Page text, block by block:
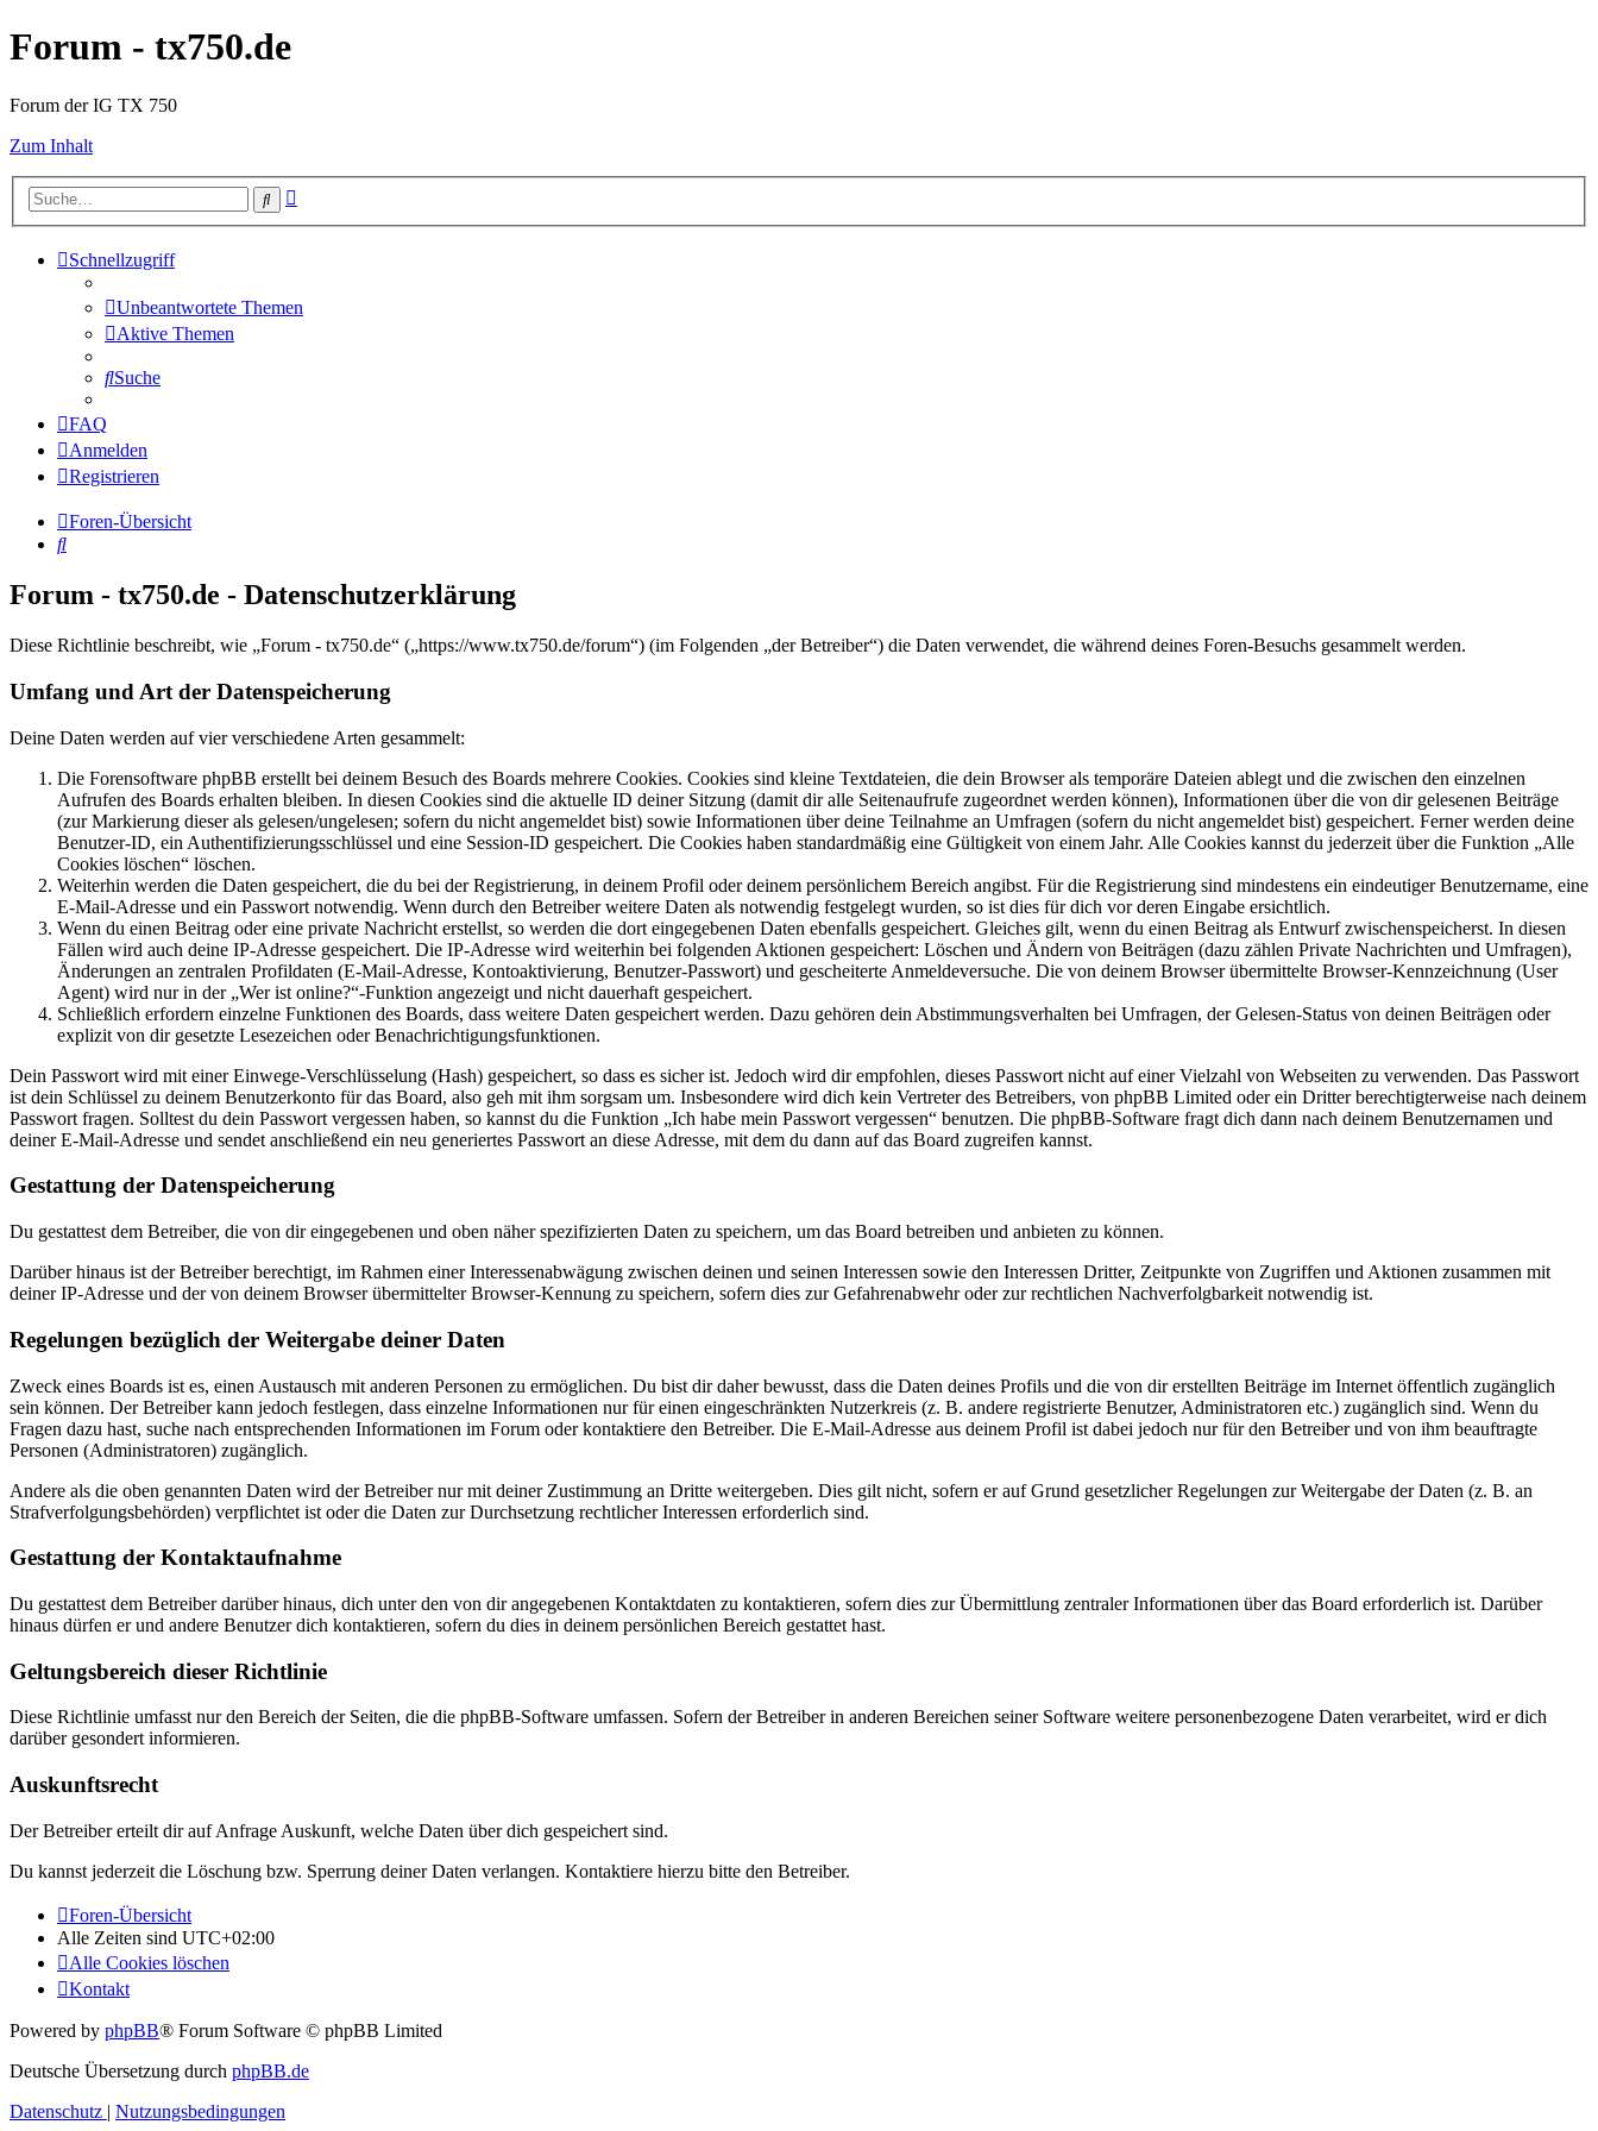
Forum - tx750.de
Forum der IG TX 750
Zum Inhalt
Suche
Schnellzugriff
Unbeantwortete Themen
Aktive Themen
Suche
FAQ
Anmelden
Registrieren
Foren-Übersicht
Suche
Forum - tx750.de - Datenschutzerklärung
Diese Richtlinie beschreibt, wie „Forum - tx750.de“ („https://www.tx750.de/forum“) (im Folgenden „der Betreiber“) die Daten verwendet, die während deines Foren-Besuchs gesammelt werden.
Umfang und Art der Datenspeicherung
Deine Daten werden auf vier verschiedene Arten gesammelt:
Die Forensoftware phpBB erstellt bei deinem Besuch des Boards mehrere Cookies. Cookies sind kleine Textdateien, die dein Browser als temporäre Dateien ablegt und die zwischen den einzelnen
Aufrufen des Boards erhalten bleiben. In diesen Cookies sind die aktuelle ID deiner Sitzung (damit dir alle Seitenaufrufe zugeordnet werden können), Informationen über die von dir gelesenen Beiträge
(zur Markierung dieser als gelesen/ungelesen; sofern du nicht angemeldet bist) sowie Informationen über deine Teilnahme an Umfragen (sofern du nicht angemeldet bist) gespeichert. Ferner werden deine
Benutzer-ID, ein Authentifizierungsschlüssel und eine Session-ID gespeichert. Die Cookies haben standardmäßig eine Gültigkeit von einem Jahr. Alle Cookies kannst du jederzeit über die Funktion „Alle
Cookies löschen“ löschen.
Weiterhin werden die Daten gespeichert, die du bei der Registrierung, in deinem Profil oder deinem persönlichem Bereich angibst. Für die Registrierung sind mindestens ein eindeutiger Benutzername, eine
E-Mail-Adresse und ein Passwort notwendig. Wenn durch den Betreiber weitere Daten als notwendig festgelegt wurden, so ist dies für dich vor deren Eingabe ersichtlich.
Wenn du einen Beitrag oder eine private Nachricht erstellst, so werden die dort eingegebenen Daten ebenfalls gespeichert. Gleiches gilt, wenn du einen Beitrag als Entwurf zwischenspeicherst. In diesen
Fällen wird auch deine IP-Adresse gespeichert. Die IP-Adresse wird weiterhin bei folgenden Aktionen gespeichert: Löschen und Ändern von Beiträgen (dazu zählen Private Nachrichten und Umfragen),
Änderungen an zentralen Profildaten (E-Mail-Adresse, Kontoaktivierung, Benutzer-Passwort) und gescheiterte Anmeldeversuche. Die von deinem Browser übermittelte Browser-Kennzeichnung (User
Agent) wird nur in der „Wer ist online?“-Funktion angezeigt und nicht dauerhaft gespeichert.
Schließlich erfordern einzelne Funktionen des Boards, dass weitere Daten gespeichert werden. Dazu gehören dein Abstimmungsverhalten bei Umfragen, der Gelesen-Status von deinen Beiträgen oder
explizit von dir gesetzte Lesezeichen oder Benachrichtigungsfunktionen.
Dein Passwort wird mit einer Einwege-Verschlüsselung (Hash) gespeichert, so dass es sicher ist. Jedoch wird dir empfohlen, dieses Passwort nicht auf einer Vielzahl von Webseiten zu verwenden. Das Passwort
ist dein Schlüssel zu deinem Benutzerkonto für das Board, also geh mit ihm sorgsam um. Insbesondere wird dich kein Vertreter des Betreibers, von phpBB Limited oder ein Dritter berechtigterweise nach deinem
Passwort fragen. Solltest du dein Passwort vergessen haben, so kannst du die Funktion „Ich habe mein Passwort vergessen“ benutzen. Die phpBB-Software fragt dich dann nach deinem Benutzernamen und
deiner E-Mail-Adresse und sendet anschließend ein neu generiertes Passwort an diese Adresse, mit dem du dann auf das Board zugreifen kannst.
Gestattung der Datenspeicherung
Du gestattest dem Betreiber, die von dir eingegebenen und oben näher spezifizierten Daten zu speichern, um das Board betreiben und anbieten zu können.
Darüber hinaus ist der Betreiber berechtigt, im Rahmen einer Interessenabwägung zwischen deinen und seinen Interessen sowie den Interessen Dritter, Zeitpunkte von Zugriffen und Aktionen zusammen mit
deiner IP-Adresse und der von deinem Browser übermittelter Browser-Kennung zu speichern, sofern dies zur Gefahrenabwehr oder zur rechtlichen Nachverfolgbarkeit notwendig ist.
Regelungen bezüglich der Weitergabe deiner Daten
Zweck eines Boards ist es, einen Austausch mit anderen Personen zu ermöglichen. Du bist dir daher bewusst, dass die Daten deines Profils und die von dir erstellten Beiträge im Internet öffentlich zugänglich
sein können. Der Betreiber kann jedoch festlegen, dass einzelne Informationen nur für einen eingeschränkten Nutzerkreis (z. B. andere registrierte Benutzer, Administratoren etc.) zugänglich sind. Wenn du
Fragen dazu hast, suche nach entsprechenden Informationen im Forum oder kontaktiere den Betreiber. Die E-Mail-Adresse aus deinem Profil ist dabei jedoch nur für den Betreiber und von ihm beauftragte
Personen (Administratoren) zugänglich.
Andere als die oben genannten Daten wird der Betreiber nur mit deiner Zustimmung an Dritte weitergeben. Dies gilt nicht, sofern er auf Grund gesetzlicher Regelungen zur Weitergabe der Daten (z. B. an
Strafverfolgungsbehörden) verpflichtet ist oder die Daten zur Durchsetzung rechtlicher Interessen erforderlich sind.
Gestattung der Kontaktaufnahme
Du gestattest dem Betreiber darüber hinaus, dich unter den von dir angegebenen Kontaktdaten zu kontaktieren, sofern dies zur Übermittlung zentraler Informationen über das Board erforderlich ist. Darüber
hinaus dürfen er und andere Benutzer dich kontaktieren, sofern du dies in deinem persönlichen Bereich gestattet hast.
Geltungsbereich dieser Richtlinie
Diese Richtlinie umfasst nur den Bereich der Seiten, die die phpBB-Software umfassen. Sofern der Betreiber in anderen Bereichen seiner Software weitere personenbezogene Daten verarbeitet, wird er dich
darüber gesondert informieren.
Auskunftsrecht
Der Betreiber erteilt dir auf Anfrage Auskunft, welche Daten über dich gespeichert sind.
Du kannst jederzeit die Löschung bzw. Sperrung deiner Daten verlangen. Kontaktiere hierzu bitte den Betreiber.
Foren-Übersicht
Alle Zeiten sind UTC+02:00
Alle Cookies löschen
Kontakt
Powered by phpBB® Forum Software © phpBB Limited
Deutsche Übersetzung durch phpBB.de
Datenschutz | Nutzungsbedingungen